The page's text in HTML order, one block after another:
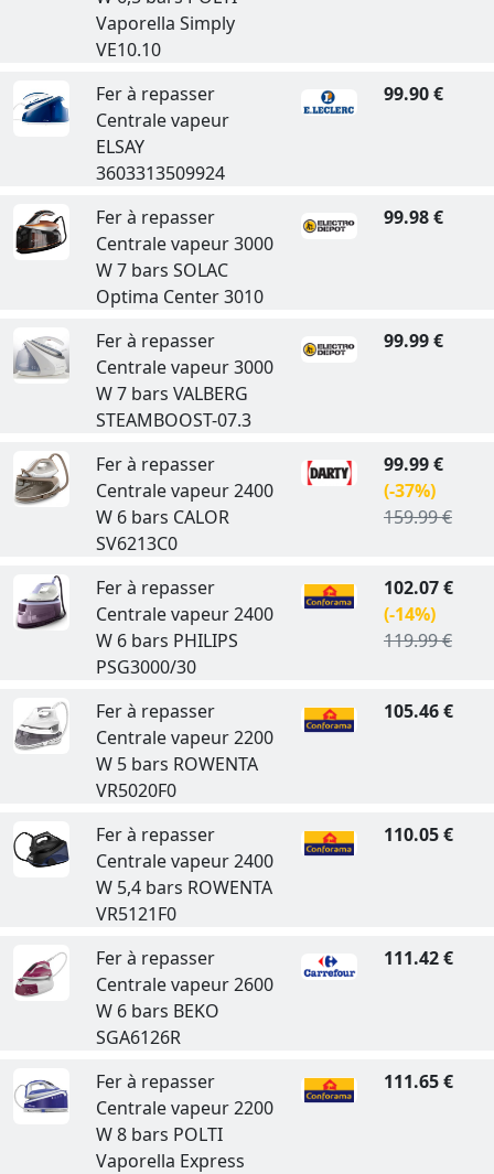
Vaporella Simply
VE10.10
Fer à repasser
Centrale vapeur
ELSAY
3603313509924
99.90 €
Fer à repasser
Centrale vapeur 3000
W 7 bars SOLAC
Optima Center 3010
99.98 €
Fer à repasser
Centrale vapeur 3000
W 7 bars VALBERG
STEAMBOOST-07.3
99.99 €
Fer à repasser
Centrale vapeur 2400
W 6 bars CALOR
SV6213C0
99.99 €
(-37%)
159.99 €
Fer à repasser
Centrale vapeur 2400
W 6 bars PHILIPS
PSG3000/30
102.07 €
(-14%)
119.99 €
Fer à repasser
Centrale vapeur 2200
W 5 bars ROWENTA
VR5020F0
105.46 €
Fer à repasser
Centrale vapeur 2400
W 5,4 bars ROWENTA
VR5121F0
110.05 €
Fer à repasser
Centrale vapeur 2600
W 6 bars BEKO
SGA6126R
111.42 €
Fer à repasser
Centrale vapeur 2200
W 8 bars POLTI
Vaporella Express
111.65 €